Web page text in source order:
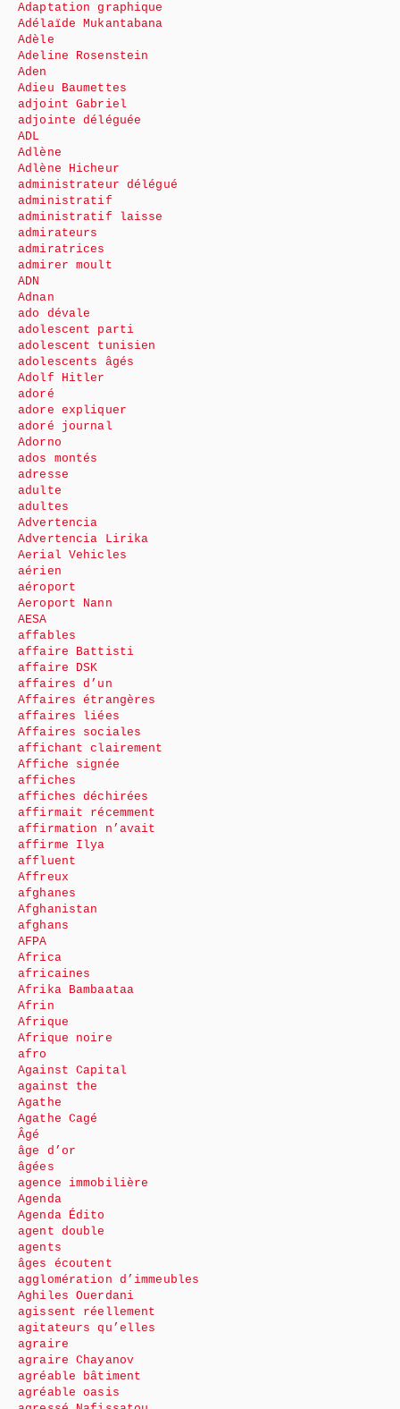
Adaptation graphique
Adélaïde Mukantabana
Adèle
Adeline Rosenstein
Aden
Adieu Baumettes
adjoint Gabriel
adjointe déléguée
ADL
Adlène
Adlène Hicheur
administrateur délégué
administratif
administratif laisse
admirateurs
admiratrices
admirer moult
ADN
Adnan
ado dévale
adolescent parti
adolescent tunisien
adolescents âgés
Adolf Hitler
adoré
adore expliquer
adoré journal
Adorno
ados montés
adresse
adulte
adultes
Advertencia
Advertencia Lirika
Aerial Vehicles
aérien
aéroport
Aeroport Nann
AESA
affables
affaire Battisti
affaire DSK
affaires d’un
Affaires étrangères
affaires liées
Affaires sociales
affichant clairement
Affiche signée
affiches
affiches déchirées
affirmait récemment
affirmation n’avait
affirme Ilya
affluent
Affreux
afghanes
Afghanistan
afghans
AFPA
Africa
africaines
Afrika Bambaataa
Afrin
Afrique
Afrique noire
afro
Against Capital
against the
Agathe
Agathe Cagé
Âgé
âge d’or
âgées
agence immobilière
Agenda
Agenda Édito
agent double
agents
âges écoutent
agglomération d’immeubles
Aghiles Ouerdani
agissent réellement
agitateurs qu’elles
agraire
agraire Chayanov
agréable bâtiment
agréable oasis